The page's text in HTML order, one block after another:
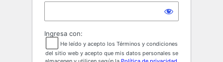
Ingresa con:
He leído y acepto los Términos y condiciones
del sitio web y acepto que mis datos personales se